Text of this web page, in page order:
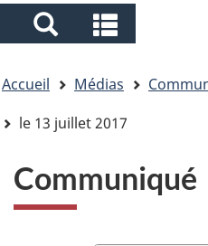
Search
and
menus
and
menus
êtes
ici
Accueil Médias
le 13 juillet 2017
Communiqué